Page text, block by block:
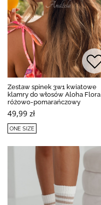
Zestaw spinek 3w1 kwiatowe
klamry do włosów Aloha Flora
różowo-pomarańczowy
49,99 zł
ONE SIZE